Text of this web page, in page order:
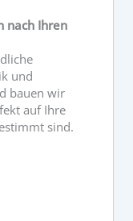
nach Ihren
und
bauen wir
auf Ihre
sind.